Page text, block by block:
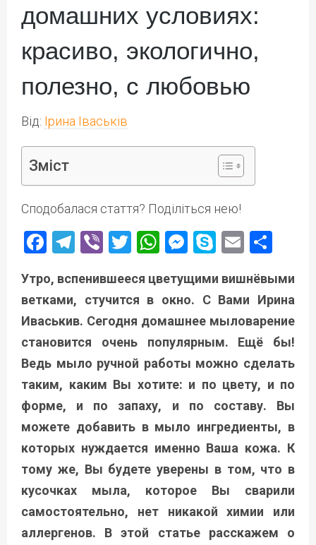
домашних условиях:
красиво, экологично,
полезно, с любовью
Від: Ірина Іваськів
Зміст
Сподобалася стаття? Поділіться нею!
Facebook
Telegram
ViberTwitter
WhatsApp
Messenger
Skype
Email
Утро, вспенившееся цветущими вишнёвыми
ветками, стучится в окно. С Вами Ирина
Иваськив. Сегодня домашнее мыловарение
становится очень популярным. Ещё бы!
Ведь мыло ручной работы можно сделать
таким, каким Вы хотите: и по цвету, и по
форме, и по запаху, и по составу. Вы
можете добавить в мыло ингредиенты, в
которых нуждается именно Ваша кожа. К
тому же, Вы будете уверены в том, что в
кусочках мыла, которое Вы сварили
самостоятельно, нет никакой химии или
аллергенов. В этой статье расскажем о